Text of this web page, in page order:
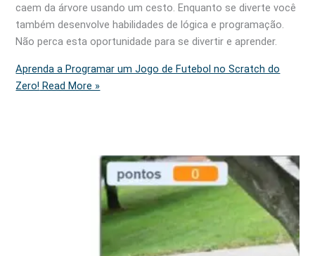
caem da árvore usando um cesto. Enquanto se diverte você
também desenvolve habilidades de lógica e programação.
Não perca esta oportunidade para se divertir e aprender.
Aprenda a Programar um Jogo de Futebol no Scratch do
Zero! Read More »